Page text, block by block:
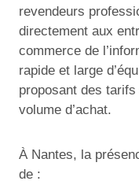
revendeurs
directement aux
commerce de
rapide et large
proposant des
volume d’achat.
À Nantes, la
de :